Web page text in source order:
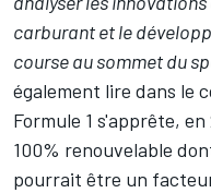
carburant et le
course au sommet du
également lire dans le
Formule 1 s'apprête,
100% renouvelable
pourrait être un